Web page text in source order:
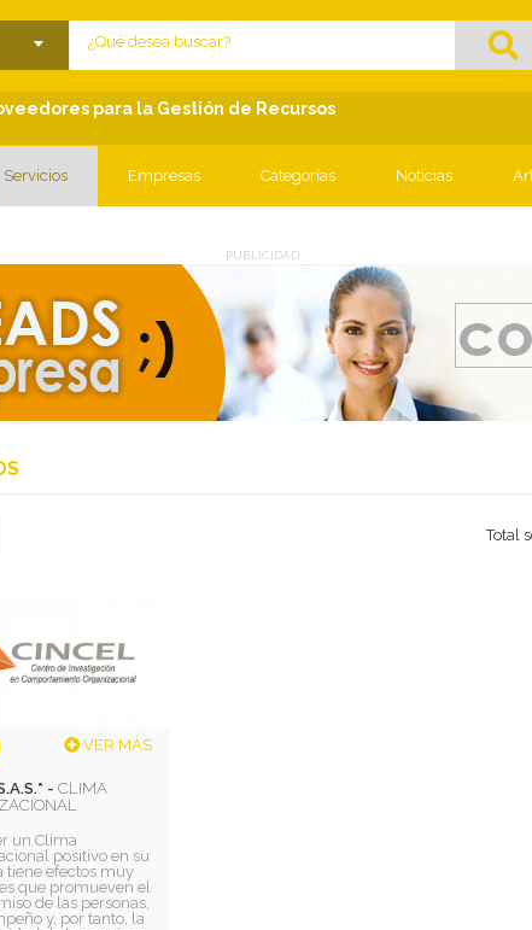
menu
para la Gestión de Recursos
Servicios Empresas Categorías Noticias
PUBLICIDAD
Total
VER MÁS
- CLIMA
un Clima
positivo en su
tiene efectos muy
que promueven el
de las personas,
y, por tanto, la